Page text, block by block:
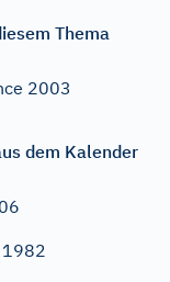
Thema
2003
dem Kalender
1982